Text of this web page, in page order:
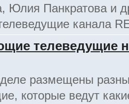
Юлия Панкратова и
канала
телеведущие
размещены
которые ведут